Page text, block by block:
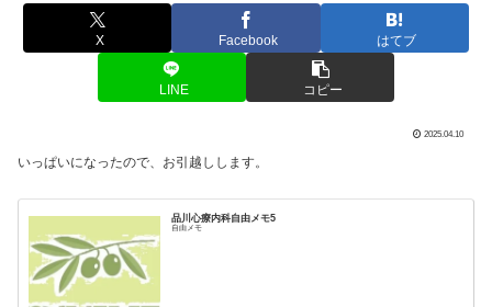
X Facebook はてブ
LINE コピー
2025.04.10
いっぱいになったので、お引越しします。
品川心療内科自由メモ5
自由メモ